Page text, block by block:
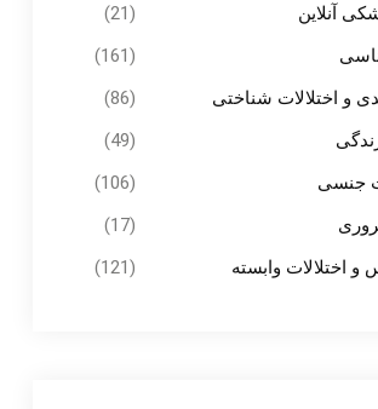
آنلاین
(21)
(161)
و اختلالات شناختی
(86)
(49)
جنسی
(106)
(17)
اختلالات وابسته
(121)